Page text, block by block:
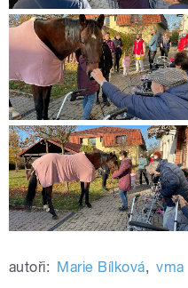
autoři: Marie Bílková, vma